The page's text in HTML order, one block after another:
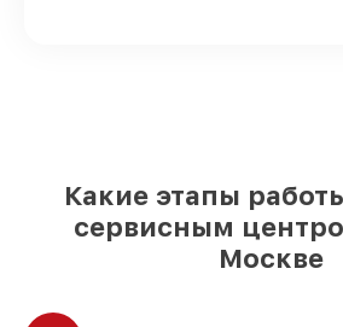
Какие этапы
сервисным
Москве